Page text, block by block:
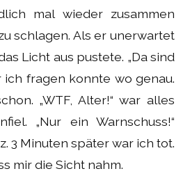
mal wieder zusammen
schlagen. Als er unerwartet
Licht aus pustete.
Da sind
fragen konnte wo genau.
WTF, Alter!
war alles
Nur ein Warnschuss!
3 Minuten später war ich tot.
mir die Sicht nahm.